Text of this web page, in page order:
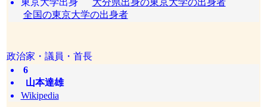
東京大学出身 大分県出身の東京大学の出身者
全国の東京大学の出身者
政治家・議員・首長
6
山本達雄
Wikipedia